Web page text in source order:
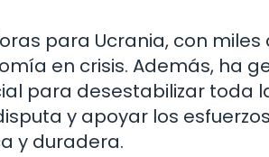
para Ucrania, con miles
en crisis. Además, ha
para desestabilizar toda
y apoyar los esfuerzos
y duradera.